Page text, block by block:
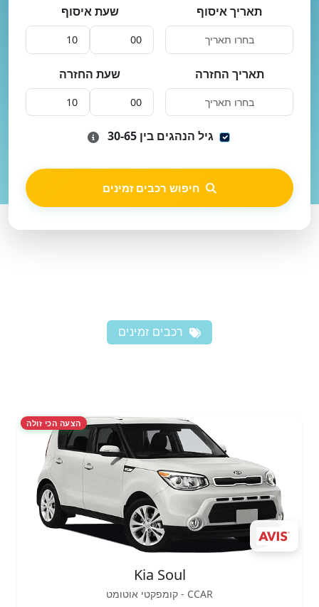
תאריך איסוף שעת איסוף
תאריך החזרה שעת החזרה
גיל הנהגים בין 30-65
חיפוש רכבים זמינים
רכבים זמינים
הצעה הכי זולה
Kia Soul
CCAR - קומפקטי אוטומט